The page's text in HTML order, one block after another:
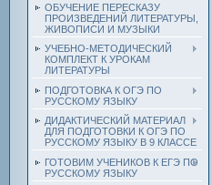
ОБУЧЕНИЕ ПЕРЕСКАЗУ
ПРОИЗВЕДЕНИЙ ЛИТЕРАТУРЫ,
ЖИВОПИСИ И МУЗЫКИ
УЧЕБНО-МЕТОДИЧЕСКИЙ
КОМПЛЕКТ К УРОКАМ
ЛИТЕРАТУРЫ
ПОДГОТОВКА К ОГЭ ПО
РУССКОМУ ЯЗЫКУ
ДИДАКТИЧЕСКИЙ МАТЕРИАЛ
ДЛЯ ПОДГОТОВКИ К ОГЭ ПО
РУССКОМУ ЯЗЫКУ В 9 КЛАССЕ
ГОТОВИМ УЧЕНИКОВ К ЕГЭ ПО
РУССКОМУ ЯЗЫКУ